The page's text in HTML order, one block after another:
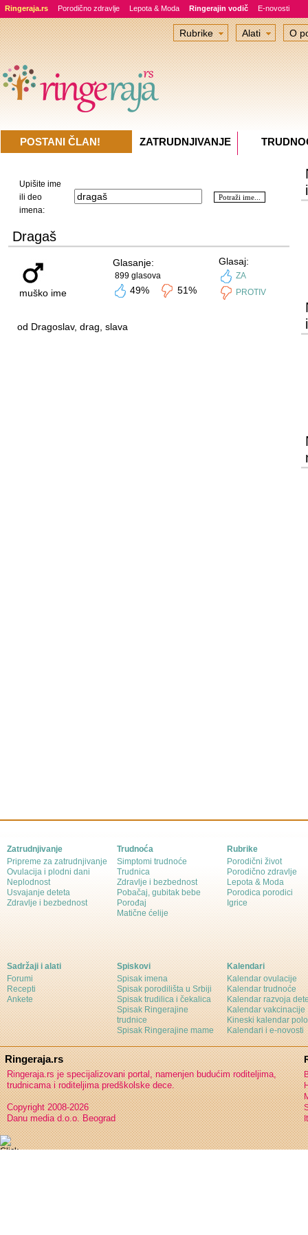
Ringeraja.rs Porodično zdravlje Lepota & Moda Ringerajin vodič E-novosti
Upišite ime
ili deo
imena:
Dragaš
muško ime
Glasanje:
899 glasova
49% 51%
Glasaj:
ZA
PROTIV
od Dragoslav, drag, slava
Rubrike Alati O
POSTANI ČLAN! ZATRUDNJIVANJE
Zatrudnjivanje
Pripreme za zatrudnjivanje
Ovulacija i plodni dani
Neplodnost
Usvajanje deteta
Zdravlje i bezbednost
Trudnoća
Simptomi trudnoće
Trudnica
Zdravlje i bezbednost
Pobačaj, gubitak bebe
Porođaj
Matične ćelije
Rubrike
Porodični život
Porodično zdravlje
Lepota & Moda
Porodica porodici
Igrice
Sadržaji i alati
Forumi
Recepti
Ankete
Spiskovi
Spisak imena
Spisak porodilišta u Srbiji
Spisak trudilica i čekalica
Spisak Ringerajine
trudnice
Spisak Ringerajine mame
Kalendari
Kalendar ovulacije
Kalendar trudnoće
Kalendar razvoja
Kalendar vakcinacije
Kineski kalendar
Kalendari i e-novosti
Ringeraja.rs
Ringeraja.rs je specijalizovani portal, namenjen budućim roditeljima,
trudnicama i roditeljima predškolske dece.
Copyright 2008-2026
Danu media d.o.o. Beograd